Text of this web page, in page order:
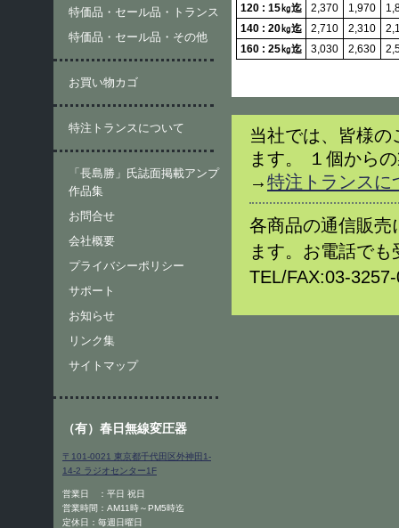
120 : 15㎏迄
2,370 1,970
140 : 20㎏迄
2,710 2,310
160 : 25㎏迄
3,030 2,630
当社では、皆様
ます。 １個から
→特注トランスに
各商品の通信販売
ます。お電話で
TEL/FAX:03-
特価品・セール品・トランス
特価品・セール品・その他
お買い物カゴ
特注トランスについて
「長島勝」氏誌面掲載アンプ
作品集
お問合せ
会社概要
プライバシーポリシー
サポート
お知らせ
リンク集
サイトマップ
（有）春日無線変圧器
〒101-0021 東京都千代田区外神田1-
14-2 ラジオセンター1F
営業日 ：平日 祝日
営業時間：AM11時～PM5時迄
定休日：毎週日曜日